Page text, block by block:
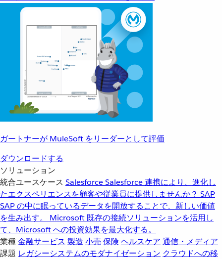
ガートナーが MuleSoft をリーダーとして評価
ダウンロードする
ソリューション
統合ユースケース SalesforceSalesforce 連携により、進化し
たエクスペリエンスを顧客や従業員に提供しませんか？ SAP
SAP の中に眠っているデータを開放することで、新しい価値
を生み出す。
Microsoft 既存の接続ソリューションを活用し
て、Microsoft への投資効果を最大化する。
業種金融サービス 製造 小売 保険 ヘルスケア 通信・メディア
課題 レガシーシステムのモダナイゼーション クラウドへの移